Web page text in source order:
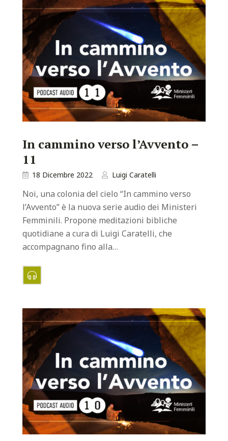
In cammino verso l’Avvento –
11
18 Dicembre 2022 Luigi Caratelli
Noi, una colonia del cielo “In cammino verso
l’Avvento” è la nuova serie audio dei Ministeri
Femminili. Propone meditazioni bibliche
quotidiane a cura di Luigi Caratelli, che
accompagnano fino alla…